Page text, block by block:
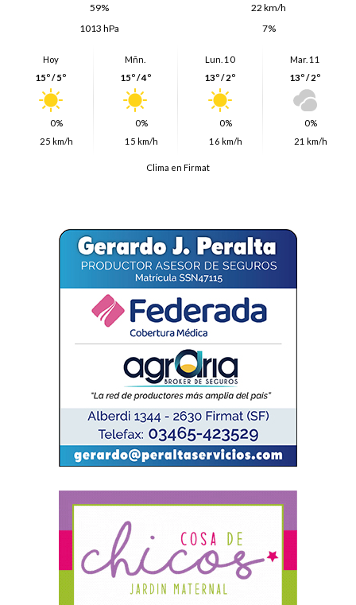
59%
22 km/h
1013 hPa
7%
Hoy
15º / 5º
0%
25 km/h
Mñn.
15º / 4º
0%
15 km/h
Lun. 10
13º / 2º
0%
16 km/h
Mar. 11
13º / 2º
0%
21 km/h
Clima en Firmat